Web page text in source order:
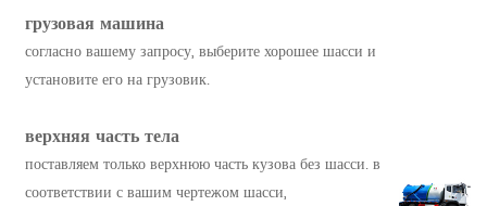
грузовая машина
согласно вашему запросу, выберите хорошее шасси и
установите его на грузовик.
верхняя часть тела
поставляем только верхнюю часть кузова без шасси. в
соответствии с вашим чертежом шасси,